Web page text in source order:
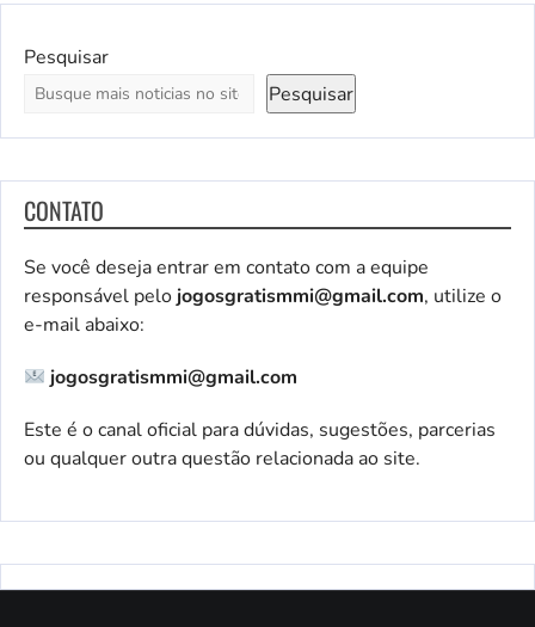
Pesquisar
Pesquisar
CONTATO
Se você deseja entrar em contato com a equipe
responsável pelo jogosgratismmi@gmail.com, utilize o
e-mail abaixo:
jogosgratismmi@gmail.com
Este é o canal oficial para dúvidas, sugestões, parcerias
ou qualquer outra questão relacionada ao site.